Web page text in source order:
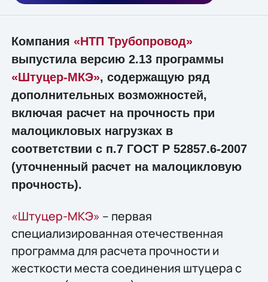
Компания «НТП Трубопровод»
выпустила версию 2.13 программы
«Штуцер-МКЭ», содержащую ряд
дополнительных возможностей,
включая расчет на прочность при
малоцикловых нагрузках в
соответствии с п.7 ГОСТ Р 52857.6-2007
(уточненный расчет на малоцикловую
прочность).
«Штуцер-МКЭ» – первая
специализированная отечественная
программа для расчета прочности и
жесткости места соединения штуцера с